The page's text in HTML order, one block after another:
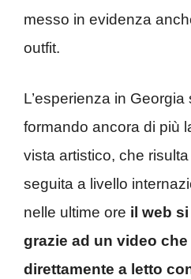
messo in evidenza
outfit.
L’esperienza in
formando ancora di più
vista artistico, che
seguita a livello
nelle ultime ore il web
grazie ad un video
direttamente a letto